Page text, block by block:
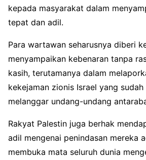
kepada masyarakat dalam
tepat dan adil.
Para wartawan seharusnya diberi
menyampaikan kebenaran tanpa
kasih, terutamanya dalam
kekejaman zionis Israel yang
melanggar undang-undang
Rakyat Palestin juga berhak
adil mengenai penindasan mereka
membuka mata seluruh dunia